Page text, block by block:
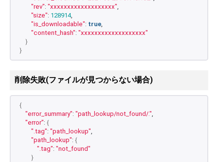
"rev": "xxxxxxxxxxxxxxxxxxx",
"size": 128914,
"is_downloadable": true,
"content_hash": "xxxxxxxxxxxxxxxxxxx"
}
}
削除失敗(ファイルが見つからない場合)
{
"error_summary": "path_lookup/not_found/.",
"error": {
".tag": "path_lookup",
"path_lookup": {
".tag": "not_found"
}